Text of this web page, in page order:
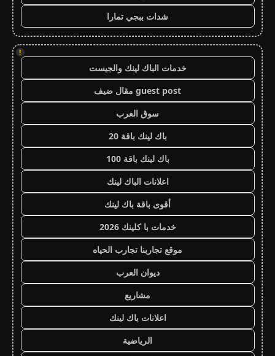
شدات ببجي تمارا
!
خدمات الباك لينك والجيست
guest post مقال ضيف
سوق العرب
باك لينك باقة 20
باك لينك باقة 100
اعلانات الباك لينك
أقوى باقة باك لينك
خدمات با كلينك 2026
موقع تجاربنا تجارب الحياه
ديوان العرب
مشاريع
اعلانات باك لينك
الرياضية